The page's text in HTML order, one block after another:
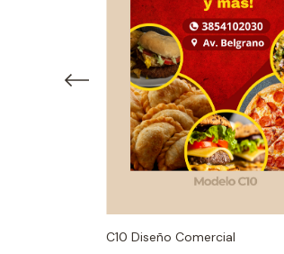
C10 Diseño Comercial